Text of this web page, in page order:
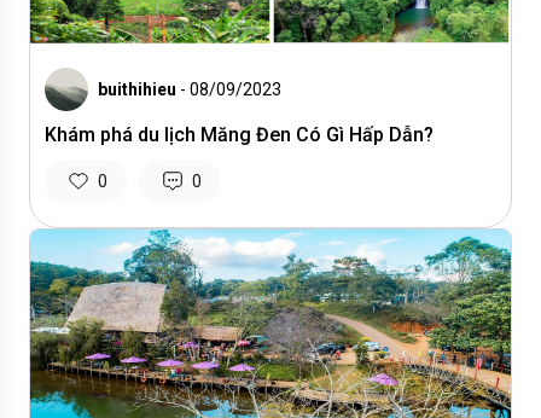
buithihieu - 08/09/2023
Khám phá du lịch Măng Đen Có Gì Hấp Dẫn?
0 0